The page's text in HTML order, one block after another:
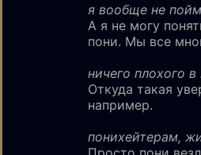
я вообще не
А я не могу
пони. Мы все
ничего плохого
Откуда такая
например.
понихейтерам,